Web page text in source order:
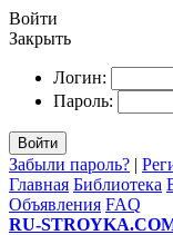
Войти
Закрыть
Логин:
Пароль:
Войти
Забыли пароль? |
Главная Библиотека
Объявления FAQ
RU-